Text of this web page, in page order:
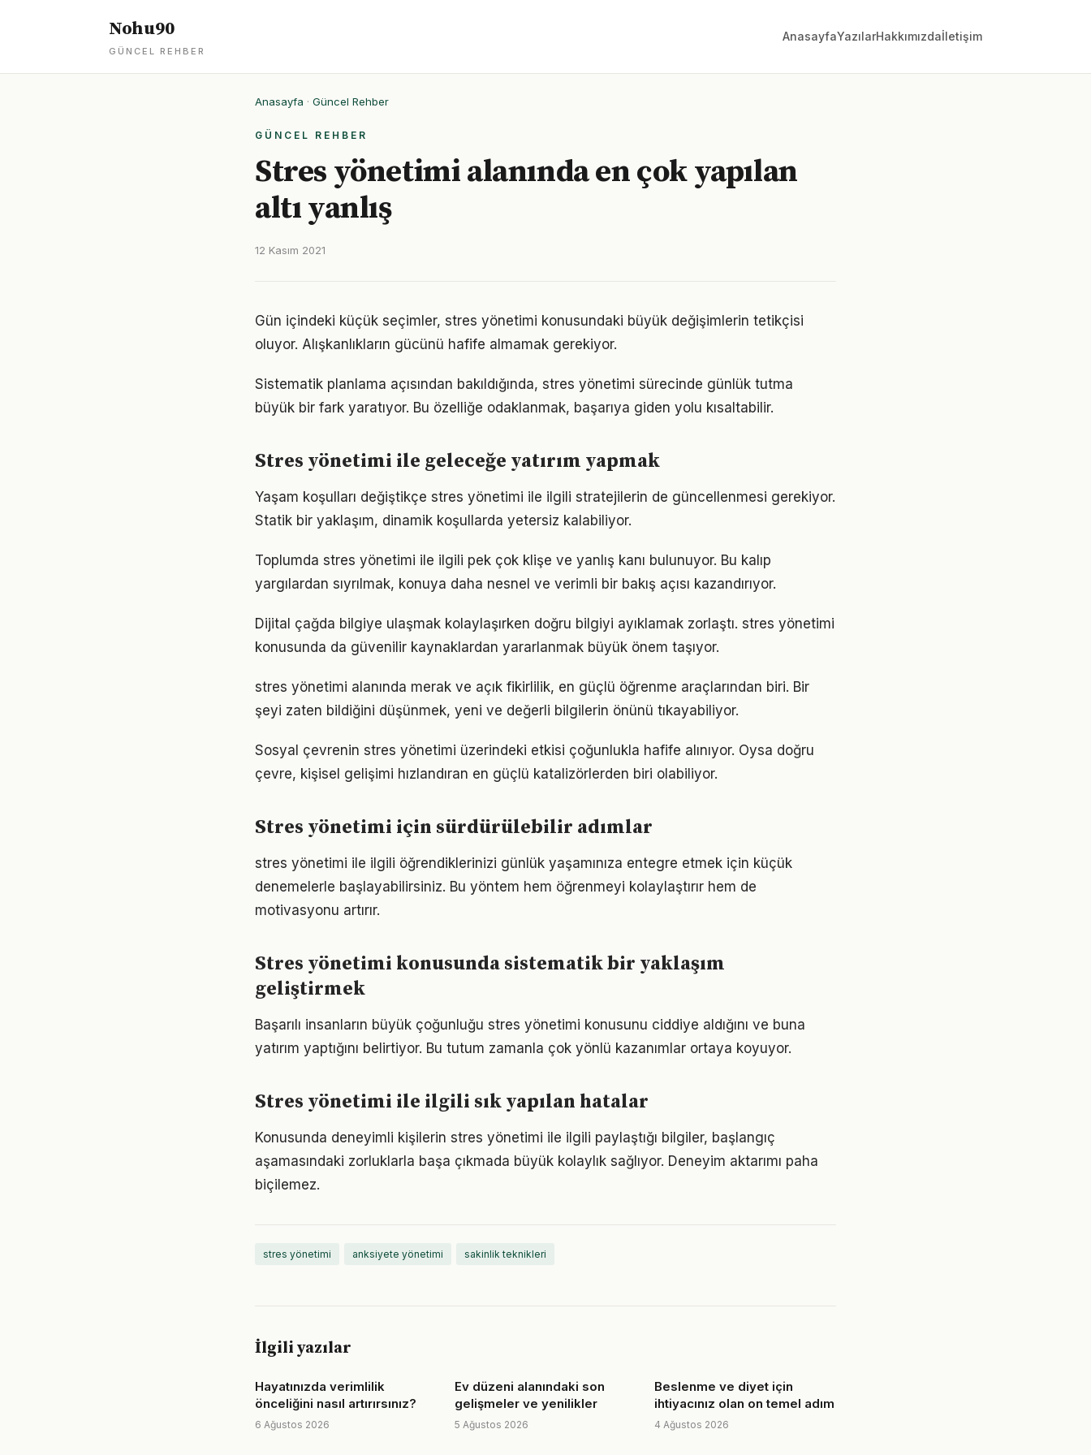
Nohu90
GÜNCEL REHBER
AnasayfaYazılarHakkımızdaİletişim
Anasayfa · Güncel Rehber
GÜNCEL REHBER
Stres yönetimi alanında en çok yapılan
altı yanlış
12 Kasım 2021
Gün içindeki küçük seçimler, stres yönetimi konusundaki büyük değişimlerin tetikçisi
oluyor. Alışkanlıkların gücünü hafife almamak gerekiyor.
Sistematik planlama açısından bakıldığında, stres yönetimi sürecinde günlük tutma
büyük bir fark yaratıyor. Bu özelliğe odaklanmak, başarıya giden yolu kısaltabilir.
Stres yönetimi ile geleceğe yatırım yapmak
Yaşam koşulları değiştikçe stres yönetimi ile ilgili stratejilerin de güncellenmesi gerekiyor.
Statik bir yaklaşım, dinamik koşullarda yetersiz kalabiliyor.
Toplumda stres yönetimi ile ilgili pek çok klişe ve yanlış kanı bulunuyor. Bu kalıp
yargılardan sıyrılmak, konuya daha nesnel ve verimli bir bakış açısı kazandırıyor.
Dijital çağda bilgiye ulaşmak kolaylaşırken doğru bilgiyi ayıklamak zorlaştı. stres yönetimi
konusunda da güvenilir kaynaklardan yararlanmak büyük önem taşıyor.
stres yönetimi alanında merak ve açık fikirlilik, en güçlü öğrenme araçlarından biri. Bir
şeyi zaten bildiğini düşünmek, yeni ve değerli bilgilerin önünü tıkayabiliyor.
Sosyal çevrenin stres yönetimi üzerindeki etkisi çoğunlukla hafife alınıyor. Oysa doğru
çevre, kişisel gelişimi hızlandıran en güçlü katalizörlerden biri olabiliyor.
Stres yönetimi için sürdürülebilir adımlar
stres yönetimi ile ilgili öğrendiklerinizi günlük yaşamınıza entegre etmek için küçük
denemelerle başlayabilirsiniz. Bu yöntem hem öğrenmeyi kolaylaştırır hem de
motivasyonu artırır.
Stres yönetimi konusunda sistematik bir yaklaşım
geliştirmek
Başarılı insanların büyük çoğunluğu stres yönetimi konusunu ciddiye aldığını ve buna
yatırım yaptığını belirtiyor. Bu tutum zamanla çok yönlü kazanımlar ortaya koyuyor.
Stres yönetimi ile ilgili sık yapılan hatalar
Konusunda deneyimli kişilerin stres yönetimi ile ilgili paylaştığı bilgiler, başlangıç
aşamasındaki zorluklarla başa çıkmada büyük kolaylık sağlıyor. Deneyim aktarımı paha
biçilemez.
stres yönetimi anksiyete yönetimi sakinlik teknikleri
İlgili yazılar
Hayatınızda verimlilik
önceliğini nasıl artırırsınız?
6 Ağustos 2026
Ev düzeni alanındaki son
gelişmeler ve yenilikler
5 Ağustos 2026
Beslenme ve diyet için
ihtiyacınız olan on temel adım
4 Ağustos 2026